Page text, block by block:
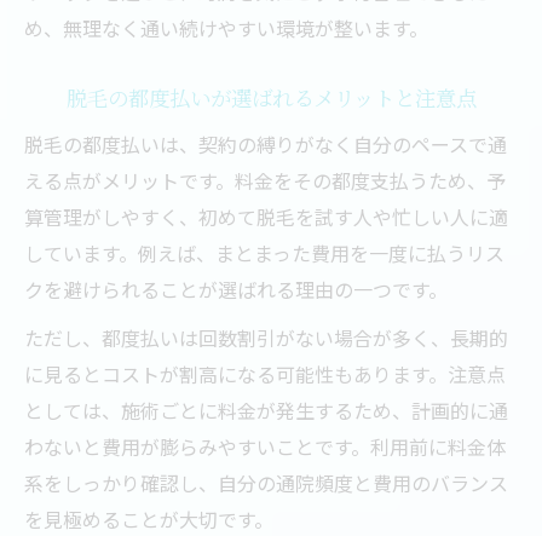
医療脱毛の予約が取りやすいクリニック選び方
予約が取りやすい脱毛クリニックの特徴
医療脱毛の柔軟な予約システムを比較
予約変更や当日キャンセル対応の注意点
脱毛の混雑時期を避けるスケジュール術
通いやすさで選ぶ医療脱毛のポイント
仕事帰りでも通える脱毛クリニックの選び
方
脱毛を無理なく続けるための時短テクニッ
ク
医療脱毛の施術時間短縮に役立つ工夫
め、無理なく通い続けやすい環境が整います。
脱毛の都度払いが選ばれるメリットと注意点
脱毛の都度払いは、契約の縛りがなく自分のペースで通
える点がメリットです。料金をその都度支払うため、予
算管理がしやすく、初めて脱毛を試す人や忙しい人に適
しています。例えば、まとまった費用を一度に払うリス
クを避けられることが選ばれる理由の一つです。
ただし、都度払いは回数割引がない場合が多く、長期的
に見るとコストが割高になる可能性もあります。注意点
としては、施術ごとに料金が発生するため、計画的に通
わないと費用が膨らみやすいことです。利用前に料金体
系をしっかり確認し、自分の通院頻度と費用のバランス
を見極めることが大切です。